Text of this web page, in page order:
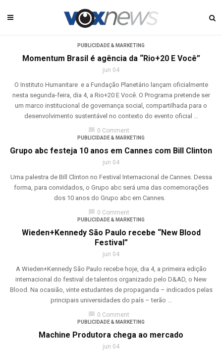
PUBLICIDADE & MARKETING
Momentum Brasil é agência da “Rio+20 E Você”
jun 04
O Instituto Humanitare e a Fundação Planetário lançam oficialmente
nesta segunda-feira, dia 4, a Rio+20 E Você. O Programa pretende ser
um marco institucional de governança social, compartilhada para o
desenvolvimento sustentável no contexto do evento oficial ...
chat_bubble 0 Comment
PUBLICIDADE & MARKETING
Grupo abc festeja 10 anos em Cannes com Bill Clinton
jun 04
Uma palestra de Bill Clinton no Festival Internacional de Cannes. Dessa
forma, para convidados, o Grupo abc será uma das comemorações
dos 10 anos do Grupo abc em Cannes.
chat_bubble 0 Comment
PUBLICIDADE & MARKETING
Wieden+Kennedy São Paulo recebe “New Blood
Festival”
jun 04
A Wieden+Kennedy São Paulo recebe hoje, dia 4, a primeira edição
internacional do festival de talentos organizado pelo D&AD, o New
Blood. Na ocasião, vinte estudantes de propaganda – indicados pelas
principais universidades do país – terão ...
chat_bubble 0 Comment
PUBLICIDADE & MARKETING
Machine Produtora chega ao mercado
jun 04